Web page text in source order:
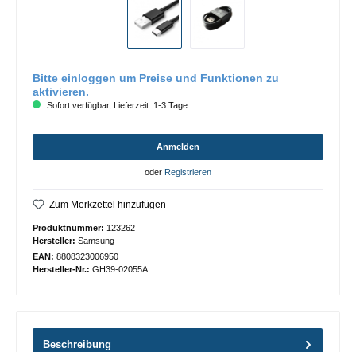
Bitte einloggen um Preise und Funktionen zu
aktivieren.
Sofort verfügbar, Lieferzeit: 1-3 Tage
Anmelden
oder Registrieren
Zum Merkzettel hinzufügen
Produktnummer: 123262
Hersteller: Samsung
EAN: 8808323006950
Hersteller-Nr.: GH39-02055A
Beschreibung